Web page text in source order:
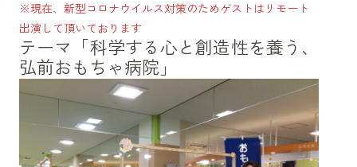
※現在、新型コロナウイルス対策のためゲストはリモート
出演して頂いております
テーマ「科学する心と創造性を養う、
弘前おもちゃ病院」